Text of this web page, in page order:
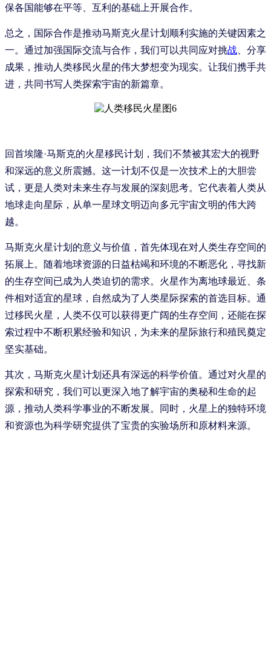
保各国能够在平等、互利的基础上开展合作。
总之，国际合作是推动马斯克火星计划顺利实施的关键因素之
一。通过加强国际交流与合作，我们可以共同应对挑战 、分享
成果，推动人类移民火星的伟大梦想变为现实。让我们携手共
进，共同书写人类探索宇宙的新篇章。
回首埃隆·马斯克的火星移民计划，我们不禁被其宏大的视野
和深远的意义所震撼。这一计划不仅是一次技术上的大胆尝
试，更是人类对未来生存与发展的深刻思考。它代表着人类从
地球走向星际，从单一星球文明迈向多元宇宙文明的伟大跨
越。
马斯克火星计划的意义与价值，首先体现在对人类生存空间的
拓展上。随着地球资源的日益枯竭和环境的不断恶化，寻找新
的生存空间已成为人类迫切的需求。火星作为离地球最近、条
件相对适宜的星球，自然成为了人类星际探索的首选目标。通
过移民火星，人类不仅可以获得更广阔的生存空间，还能在探
索过程中不断积累经验和知识，为未来的星际旅行和殖民奠定
坚实基础。
其次，马斯克火星计划还具有深远的科学价值。通过对火星的
探索和研究，我们可以更深入地了解宇宙的奥秘和生命的起
源，推动人类科学事业的不断发展。同时，火星上的独特环境
和资源也为科学研究提供了宝贵的实验场所和原材料来源。